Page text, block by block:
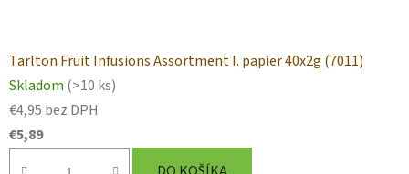
Tarlton Fruit Infusions Assortment I. papier 40x2g (7011)
Skladom (>10 ks)
€4,95 bez DPH
€5,89